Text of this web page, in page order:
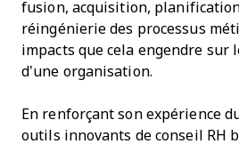
fusion, acquisition,
réingénierie des processus
impacts que cela engendre sur
d’une organisation.
En renforçant son expérience
outils innovants de conseil RH